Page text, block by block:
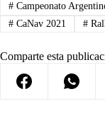
#Campeonato
#CaNav 2021 #
Comparte esta